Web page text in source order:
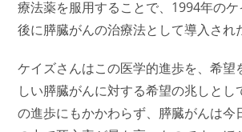
療法薬を服用することで、1994年の
後に膵臓がんの治療法として導入され
ケイズさんはこの医学的進歩を、希望
しい膵臓がんに対する希望の兆しとし
の進歩にもかかわらず、膵臓がんは今